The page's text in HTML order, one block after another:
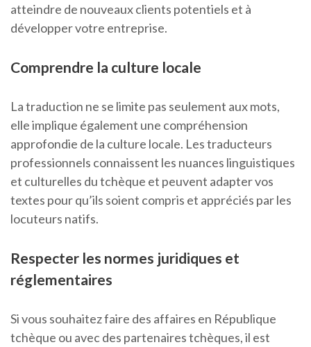
atteindre de nouveaux clients potentiels et à
développer votre entreprise.
Comprendre la culture locale
La traduction ne se limite pas seulement aux mots,
elle implique également une compréhension
approfondie de la culture locale. Les traducteurs
professionnels connaissent les nuances linguistiques
et culturelles du tchèque et peuvent adapter vos
textes pour qu’ils soient compris et appréciés par les
locuteurs natifs.
Respecter les normes juridiques et
réglementaires
Si vous souhaitez faire des affaires en République
tchèque ou avec des partenaires tchèques, il est